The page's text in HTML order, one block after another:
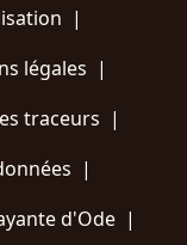
|
légales |
traceurs |
|
d'Ode |